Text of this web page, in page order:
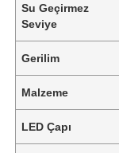
Su Geçirmez
Seviye
Gerilim
Malzeme
LED Çapı